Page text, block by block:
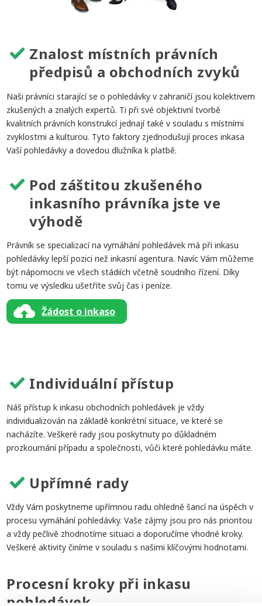
Znalost místních právních
předpisů a obchodních zvyků
Naši právníci starající se o pohledávky v zahraničí jsou kolektivem
zkušených a znalých expertů. Ti při své objektivní tvorbě
kvalitních právních konstrukcí jednají také v souladu s místními
zvyklostmi a kulturou. Tyto faktory zjednodušují proces inkasa
Vaší pohledávky a dovedou dlužníka k platbě.
Pod záštitou zkušeného
inkasního právníka jste ve
výhodě
Právník se specializací na vymáhání pohledávek má při inkasu
pohledávky lepší pozici než inkasní agentura. Navíc Vám můžeme
být nápomocni ve všech stádiích včetně soudního řízení. Díky
tomu ve výsledku ušetříte svůj čas i peníze.
Žádost o inkaso
Individuální přístup
Náš přístup k inkasu obchodních pohledávek je vždy
individualizován na základě konkrétní situace, ve které se
nacházíte. Veškeré rady jsou poskytnuty po důkladném
prozkoumání případu a společnosti, vůči které pohledávku máte.
Upřímné rady
Vždy Vám poskytneme upřímnou radu ohledně šancí na úspěch v
procesu vymáhání pohledávky. Vaše zájmy jsou pro nás prioritou
a vždy pečlivě zhodnotíme situaci a doporučíme vhodné kroky.
Veškeré aktivity činíme v souladu s našimi klíčovými hodnotami.
Procesní kroky při inkasu
pohledávek